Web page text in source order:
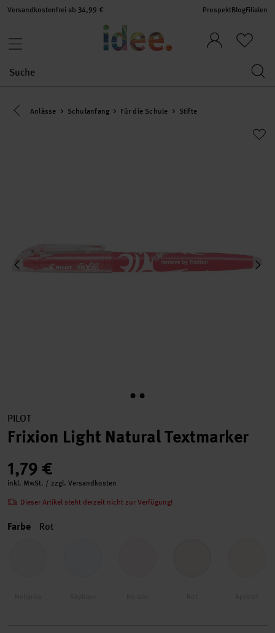
Versandkostenfrei ab 34,99 € ProspektBlogFilialen
Eine Kategorie zurück navigieren
Anlässe Schulanfang Für die Schule Stifte
PILOT
Frixion Light Natural Textmarker
1,79 €
inkl. MwSt. / zzgl. Versandkosten
Dieser Artikel steht derzeit nicht zur Verfügung!
Farbe Rot